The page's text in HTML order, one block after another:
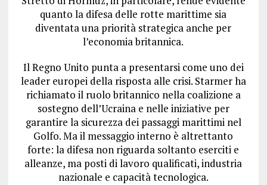
quanto la difesa delle rotte marittime sia
diventata una priorità strategica anche per
l’economia britannica.
Il Regno Unito punta a presentarsi come uno dei
leader europei della risposta alle crisi. Starmer ha
richiamato il ruolo britannico nella coalizione a
sostegno dell’Ucraina e nelle iniziative per
garantire la sicurezza dei passaggi marittimi nel
Golfo. Ma il messaggio interno è altrettanto
forte: la difesa non riguarda soltanto eserciti e
alleanze, ma posti di lavoro qualificati, industria
nazionale e capacità tecnologica.